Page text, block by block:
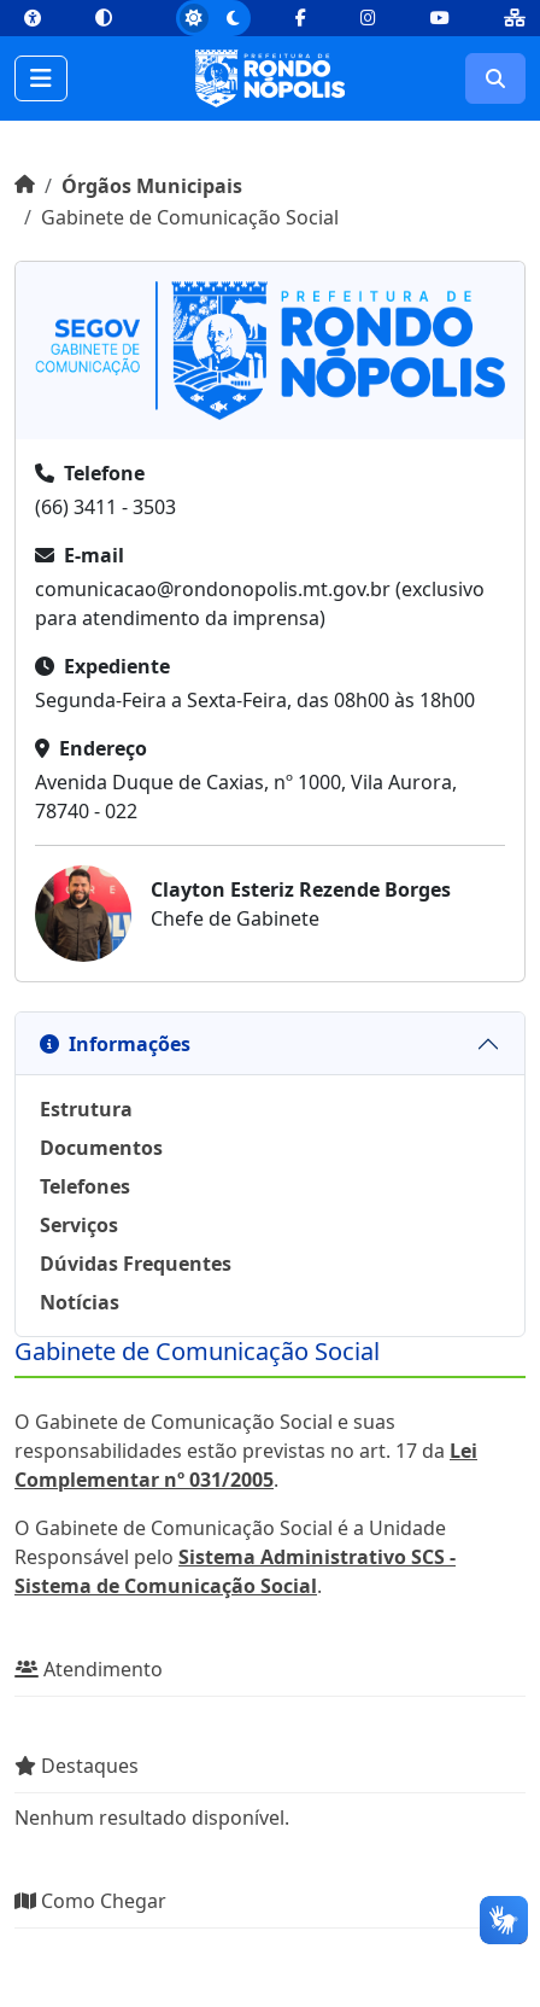
topConteúdo [1] Menu Principal [2] Busca [3] Rodapé [4]
FacebookInstagramYoutube
Início do conteúdo
InícioÓrgãos Municipais
Gabinete de Comunicação Social
Informações
Telefone
(66) 3411 - 3503
E-mail
comunicacao@rondonopolis.mt.gov.br (exclusivo
para atendimento da imprensa)
Expediente
Segunda-Feira a Sexta-Feira, das 08h00 às 18h00
Endereço
Avenida Duque de Caxias, nº 1000, Vila Aurora,
78740 - 022
Clayton Esteriz Rezende Borges
Chefe de Gabinete
Informações
Estrutura
Documentos
Telefones
Serviços
Dúvidas Frequentes
Notícias
Gabinete de Comunicação Social
Sobre
O Gabinete de Comunicação Social e suas
responsabilidades estão previstas no art. 17 da Lei
Complementar nº 031/2005.
O Gabinete de Comunicação Social é a Unidade
Responsável pelo Sistema Administrativo SCS -
Sistema de Comunicação Social.
Atendimento
Destaques
Nenhum resultado disponível.
Como Chegar